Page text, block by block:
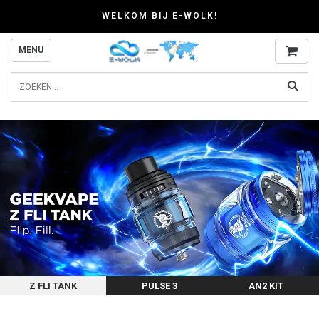
WELKOM BIJ E-WOLK!
MENU
Z FLI TANK PULSE 3 AN2 KIT